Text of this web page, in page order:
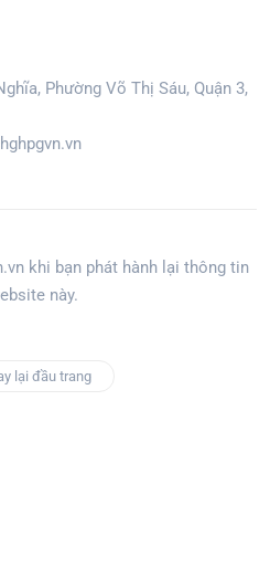
Phường Võ Thị Sáu, Quận 3,
khi bạn phát hành lại thông tin
này.
lại đầu trang